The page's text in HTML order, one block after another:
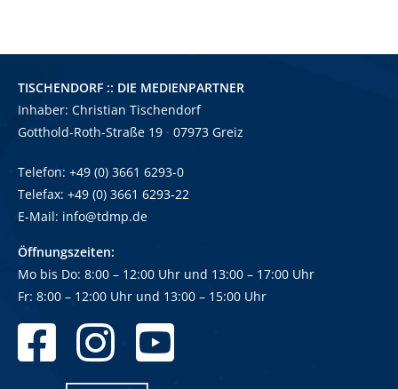
TISCHENDORF :: DIE MEDIENPARTNER
Inhaber: Christian Tischendorf
Gotthold-Roth-Straße 19 · 07973 Greiz
Telefon: +49 (0) 3661 6293-0
Telefax: +49 (0) 3661 6293-22
E-Mail: info@tdmp.de
Öffnungszeiten:
Mo bis Do: 8:00 – 12:00 Uhr und 13:00 – 17:00 Uhr
Fr: 8:00 – 12:00 Uhr und 13:00 – 15:00 Uhr